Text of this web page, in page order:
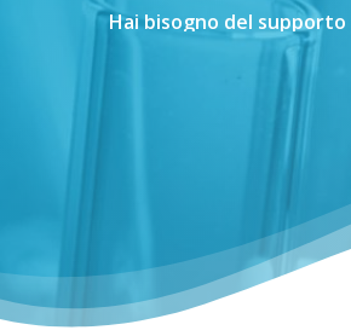
Hai bisogno del supporto